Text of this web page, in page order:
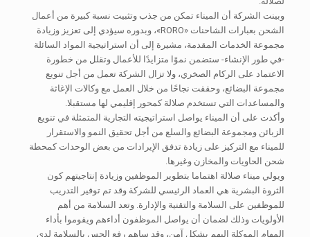
وبينت الشركة أن الميناء تمكن من جذب وتثبيت نسبة كبيرة من أعمال
الشحن بعبارات الشاحنات «RORO»، وبدوره سيؤدي إلى تعزيز وزيادة
مجموعة الخدمات المقدمة، مشيرة إلى أن استراتيجية المواد السائلة
-في طور الإنشاء- ستضمن نموًا متزايدًا للأعمال وتقلل من خطورة
الاعتماد على الركام الصخري، ولا تزال الشركة تعمل من أجل تنويع
مجموعة البضائع، وحققت نجاحًا من خلال العمل مع وكالات الإغاثة
والمساعدات التي تستخدم صلالة كمحور إقليمي لها مستقبلا.
وأكدت على أن الميناء يواصل استراتيجيته التجارية المتمثلة في تنويع
الزبائن ومجموعة البضائع والسلع من أجل تحقيق النمو والاستقرار
للميناء مع التركيز على زيادة تدفق الإيرادات من بعض الوحدات كمحطة
شحن الحاويات والمخازن وغيرها.
ويولي ميناء صلالة اهتماما بتطوير الموظفين وزيادة إنتاجيتهم كون
الثروة البشرية هي العماد الرئيسي للشركة وقد تم توفير التدريب
للموظفين على السلامة والتقنية والإدارة. وتعد السلامة من أهم
الأولويات وذلك لضمان أن يواصل الموظفون أداءهم ويقوموا بأداء
المهام الموكلة إليهم بشكل آمن، وقد ساهم رفع الحس بالسلامة لدى